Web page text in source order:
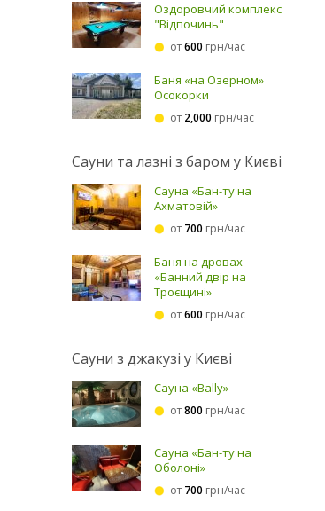
Оздоровчий комплекс
"Відпочинь"
от600 грн/час
Баня «на Озерном»
Осокорки
от 2,000 грн/час
Сауни та лазні з баром у Києві
Сауна «Бан-ту на
Ахматовій»
от 700 грн/час
Баня на дровах
«Банний двір на
Троєщині»
от600 грн/час
Сауни з джакузі у Києві
Сауна «Bally»
от800 грн/час
Сауна «Бан-ту на
Оболоні»
от 700 грн/час